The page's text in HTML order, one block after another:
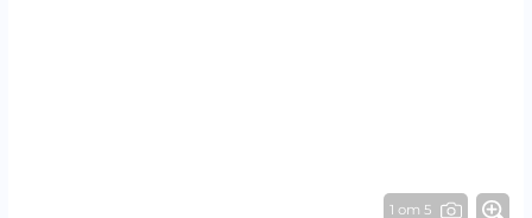
1 от 5